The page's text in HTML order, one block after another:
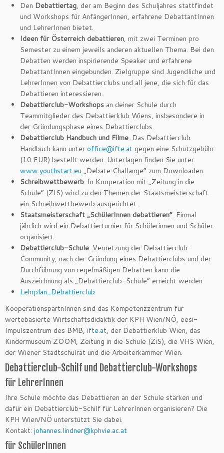
Den Debattiertag, der am Beginn des Schuljahres stattfindet
und Workshops für AnfängerInnen, erfahrene DebattantInnen
und LehrerInnen bietet.
Ideen für Österreich debattieren, mit zwei Terminen pro
Semester zu einem jeweils anderen aktuellen Thema. Bei den
Debatten werden inspirierende Speaker und erfahrene
DebattantInnen eingebunden. Zielgruppe sind Jugendliche und
LehrerInnen von Debattierclubs und all jene, die sich für das
Debattieren interessieren.
Debattierclub-Workshops an deiner Schule durch
Teammitglieder des Debattierklub Wiens, insbesondere in
der Gründungsphase eines Debattierclubs.
Debattierclub Handbuch und Filme. Das Debattierclub
Handbuch kann unter office@ifte.at gegen eine Schutzgebühr
(10 EUR) bestellt werden. Unterlagen finden Sie unter
www.youthstart.eu „Debate Challange“ zum Downloaden.
Schreibwettbewerb. In Kooperation mit „Zeitung in die
Schule“ (ZIS) wird zu den Themen der Staatsmeisterschaft
ein Schreibwettbewerb ausgerichtet.
Staatsmeisterschaft „SchülerInnen debattieren“. Einmal
jährlich wird ein Debattierturnier für Schülerinnen und Schüler
organisiert.
Debattierclub-Schule. Vernetzung der Debattierclub-
Community, nach der Gründung eines Debattierclubs und der
Durchführung von regelmäßigen Debatten kann die
Auszeichnung als „Debattierclub-Schule“ erreicht werden.
Lehrplan_Debattierclub
KooperationspartnInnen sind das Kompetenzzentrum für
wertebasierte Wirtschaftsdidaktik der KPH Wien/NÖ, eesi-
Impulszentrum des BMB, ifte.at, der Debattierklub Wien, das
Kindermuseum ZOOM, Zeitung in die Schule (ZiS), die VHS Wien,
der Wiener Stadtschulrat und die Arbeiterkammer Wien.
Debattierclub-Schilf und Debattierclub-Workshops
für LehrerInnen
Ihre Schule möchte das Debattieren an der Schule stärken und
dafür ein Debattierclub-Schilf für LehrerInnen organisieren? Die
KPH Wien/NÖ unterstützt Sie dabei.
Kontakt: johannes.lindner@kphvie.ac.at
für SchülerInnen